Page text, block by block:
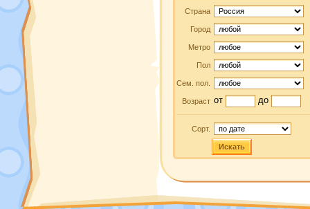
Страна
Город
Метро
Пол
Сем. пол.
Возраст от до
Сорт.
Искать